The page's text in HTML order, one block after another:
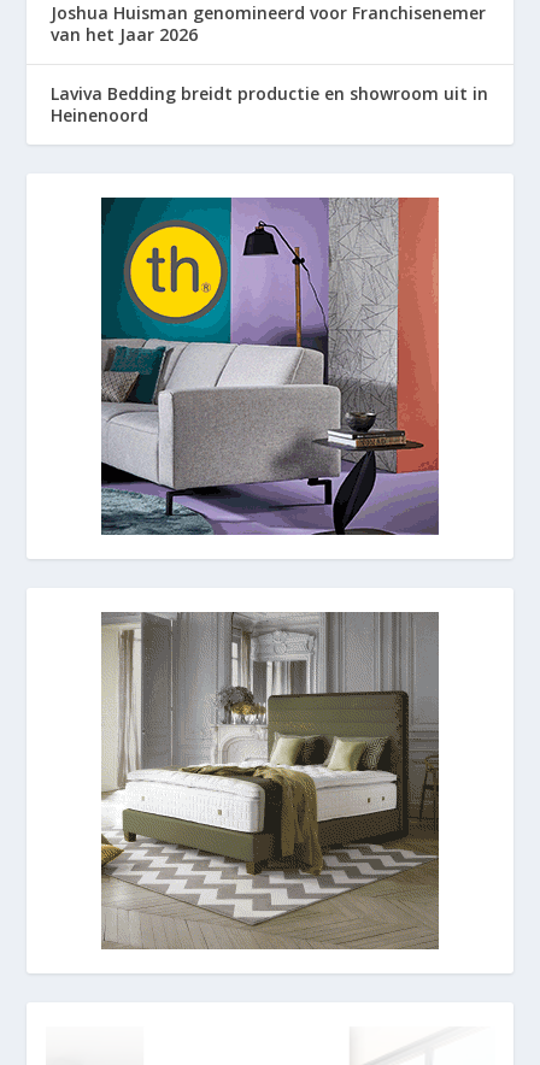
Joshua Huisman genomineerd voor Franchisenemer
van het Jaar 2026
Laviva Bedding breidt productie en showroom uit in
Heinenoord